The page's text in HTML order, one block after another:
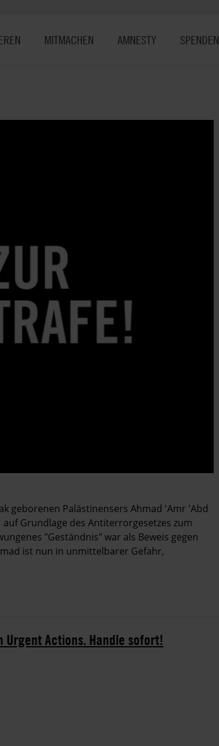
MITMACHEN AMNESTY SPENDEN
geborenen Palästinensers Ahmad 'Amr 'Abd
Grundlage des Antiterrorgesetzes zum
"Geständnis" war als Beweis gegen
ist nun in unmittelbarer Gefahr,
Urgent Actions. Handle sofort!